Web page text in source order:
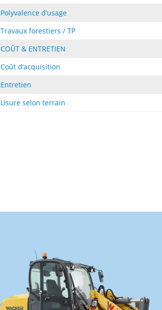
Polyvalence d’usage
Travaux forestiers / TP
COÛT & ENTRETIEN
Coût d’acquisition
Entretien
Usure selon terrain